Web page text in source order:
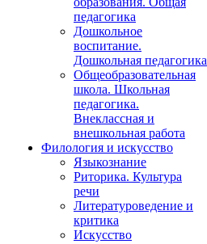
педагогика
Дошкольное
воспитание.
Дошкольная педагогика
Общеобразовательная
школа. Школьная
педагогика.
Внеклассная и
внешкольная работа
Филология и искусство
Языкознание
Риторика. Культура
речи
Литературоведение и
критика
Искусство